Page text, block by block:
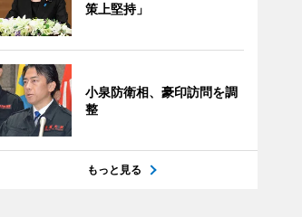
策上堅持」
小泉防衛相、豪印訪問を調
整
もっと見る